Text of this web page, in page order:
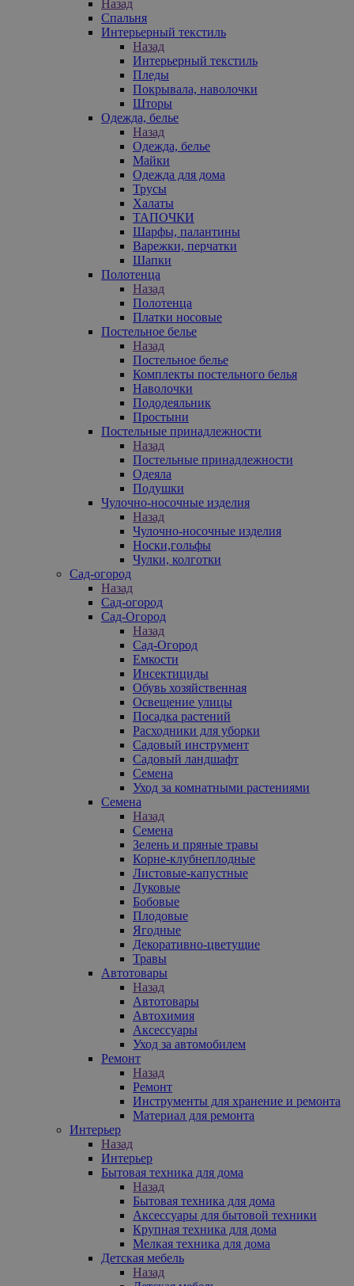
Назад
Спальня
Интерьерный текстиль
Назад
Интерьерный текстиль
Пледы
Покрывала, наволочки
Шторы
Одежда, белье
Назад
Одежда, белье
Майки
Одежда для дома
Трусы
Халаты
ТАПОЧКИ
Шарфы, палантины
Варежки, перчатки
Шапки
Полотенца
Назад
Полотенца
Платки носовые
Постельное белье
Назад
Постельное белье
Комплекты постельного белья
Наволочки
Пододеяльник
Простыни
Постельные принадлежности
Назад
Постельные принадлежности
Одеяла
Подушки
Чулочно-носочные изделия
Назад
Чулочно-носочные изделия
Носки,гольфы
Чулки, колготки
Сад-огород
Назад
Сад-огород
Сад-Огород
Назад
Сад-Огород
Емкости
Инсектициды
Обувь хозяйственная
Освещение улицы
Посадка растений
Расходники для уборки
Садовый инструмент
Садовый ландшафт
Семена
Уход за комнатными растениями
Семена
Назад
Семена
Зелень и пряные травы
Корне-клубнеплодные
Листовые-капустные
Луковые
Бобовые
Плодовые
Ягодные
Декоративно-цветущие
Травы
Автотовары
Назад
Автотовары
Автохимия
Аксессуары
Уход за автомобилем
Ремонт
Назад
Ремонт
Инструменты для хранение и ремонта
Материал для ремонта
Интерьер
Назад
Интерьер
Бытовая техника для дома
Назад
Бытовая техника для дома
Аксессуары для бытовой техники
Крупная техника для дома
Мелкая техника для дома
Детская мебель
Назад